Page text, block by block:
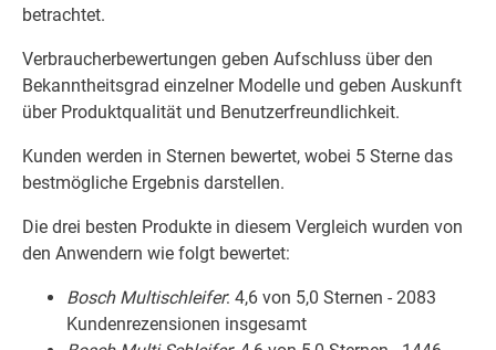
betrachtet.
Verbraucherbewertungen geben Aufschluss über den
Bekanntheitsgrad einzelner Modelle und geben Auskunft
über Produktqualität und Benutzerfreundlichkeit.
Kunden werden in Sternen bewertet, wobei 5 Sterne das
bestmögliche Ergebnis darstellen.
Die drei besten Produkte in diesem Vergleich wurden von
den Anwendern wie folgt bewertet:
Bosch Multischleifer: 4,6 von 5,0 Sternen - 2083
Kundenrezensionen insgesamt